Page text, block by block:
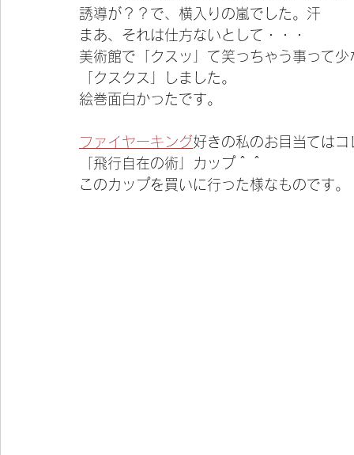
誘導が？？で、横入りの嵐でした。汗
まあ、それは仕方ないとして・・・
美術館で「クスッ」て笑っちゃう事って
「クスクス」しました。
絵巻面白かったです。
ファイヤーキング好きの私のお目当ては
「飛行自在の術」カップ＾＾
このカップを買いに行った様なものです。